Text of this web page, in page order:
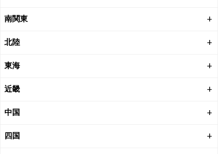
南関東
北陸
東海
近畿
中国
四国